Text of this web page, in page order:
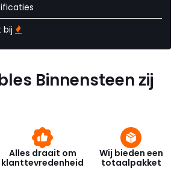
bij
Binnensteen zij
Alles draait om
klanttevredenheid
Wij bieden een
totaalpakket